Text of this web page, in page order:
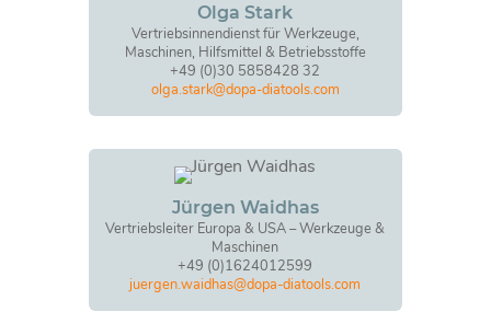
Olga Stark
Vertriebsinnendienst für Werkzeuge,
Maschinen, Hilfsmittel & Betriebsstoffe
+49 (0)30 5858428 32
olga.stark@dopa-diatools.com
Jürgen Waidhas
Vertriebsleiter Europa & USA – Werkzeuge &
Maschinen
+49 (0)1624012599
juergen.waidhas@dopa-diatools.com